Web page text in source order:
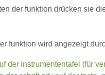
der funktion drücken sie
funktion wird angezeigt
der instrumententafel (für